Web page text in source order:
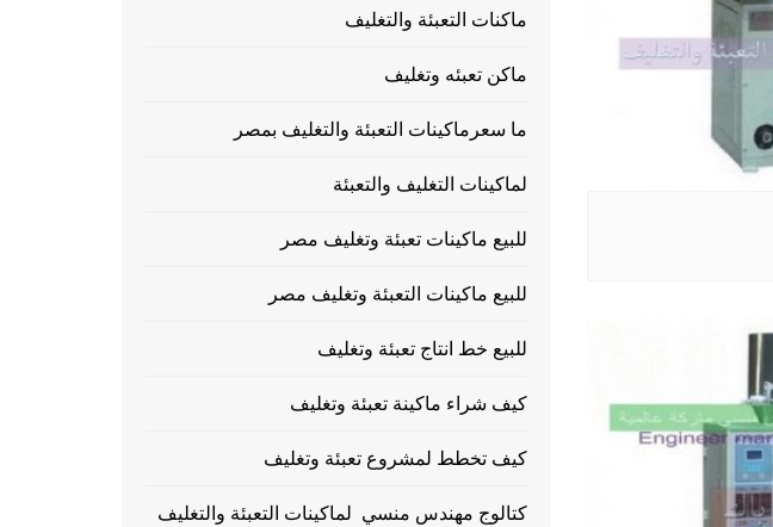
ماكنات التعبئة والتغليف
ماكن تعبئه وتغليف
ما سعرماكينات التعبئة والتغليف بمصر
لماكينات التغليف والتعبئة
للبيع ماكينات تعبئة وتغليف مصر
للبيع ماكينات التعبئة وتغليف مصر
للبيع خط انتاج تعبئة وتغليف
كيف شراء ماكينة تعبئة وتغليف
كيف تخطط لمشروع تعبئة وتغليف
كتالوج مهندس منسي لماكينات التعبئة والتغليف